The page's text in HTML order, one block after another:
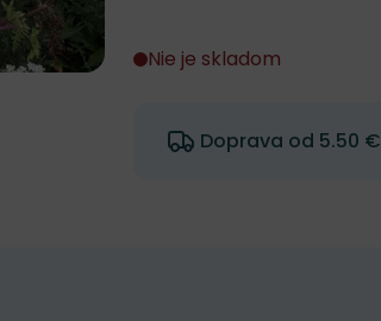
Nie je skladom
Doprava od 5.50 €